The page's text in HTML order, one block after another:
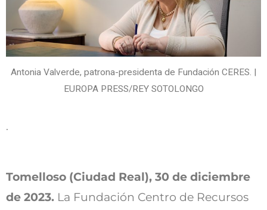
Antonia Valverde, patrona-presidenta de Fundación CERES. |
EUROPA PRESS/REY SOTOLONGO
.
Tomelloso (Ciudad Real), 30 de diciembre
de 2023. La Fundación Centro de Recursos